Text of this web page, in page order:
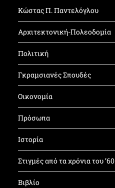
Κώστας Π. Παντελόγλου
Αρχιτεκτονική-Πολεοδομία
Πολιτική
Γκραμσιανές Σπουδές
Οικονομία
Πρόσωπα
Ιστορία
Στιγμές από τα χρόνια του ’60
Βιβλίο